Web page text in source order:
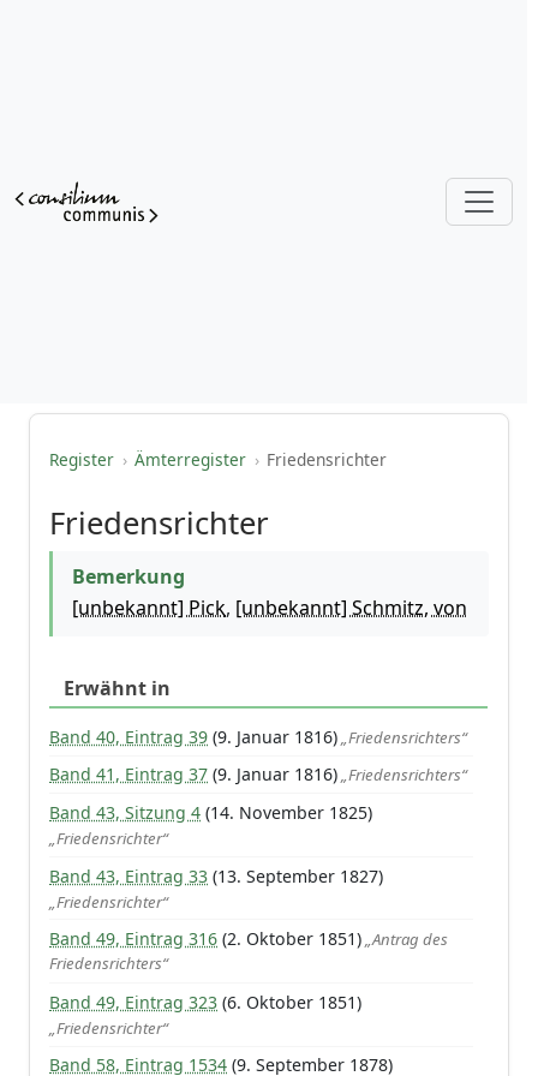
Register › Ämterregister › Friedensrichter
Friedensrichter
Bemerkung
[unbekannt] Pick, [unbekannt] Schmitz, von
Erwähnt in
Band 40, Eintrag 39 (9. Januar 1816)„Friedensrichters“
Band 41, Eintrag 37 (9. Januar 1816)„Friedensrichters“
Band 43, Sitzung 4 (14. November 1825)
„Friedensrichter“
Band 43, Eintrag 33 (13. September 1827)
„Friedensrichter“
Band 49, Eintrag 316 (2. Oktober 1851)„Antrag des
Friedensrichters“
Band 49, Eintrag 323 (6. Oktober 1851)
„Friedensrichter“
Band 58, Eintrag 1534 (9. September 1878)